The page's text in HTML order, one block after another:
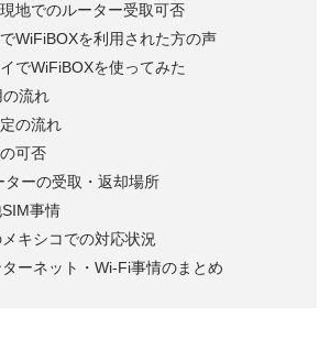
地でのルーター受取可否
WiFiBOXを利用された方の声
でWiFiBOXを使ってみた
流れ
の流れ
可否
ターの受取・返却場所
事情
キシコでの対応状況
ーネット・Wi-Fi事情のまとめ